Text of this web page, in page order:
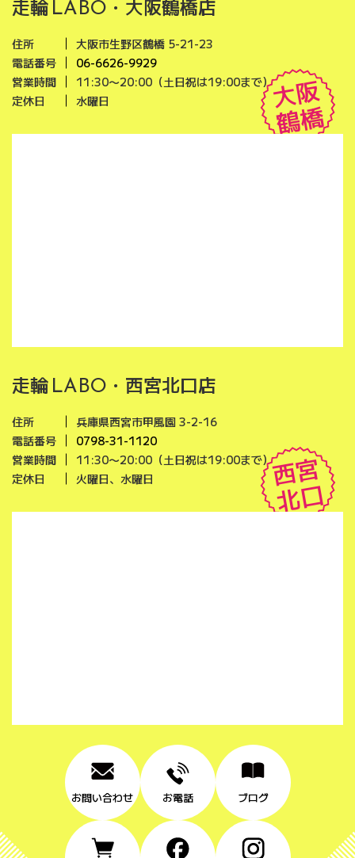
走輪 LABO ・大阪鶴橋店
住所
大阪市生野区鶴橋 5-21-23
電話番号
06-6626-9929
営業時間
11:30〜20:00（土日祝は19:00まで）
定休日
水曜日 大阪
鶴橋
走輪 LABO ・西宮北口店
住所
兵庫県西宮市甲風園 3-2-16
電話番号
0798-31-1120
営業時間
11:30〜20:00（土日祝は19:00まで）
定休日
火曜日、水曜日 西宮
北口
お問い合わせ お電話 ブログ